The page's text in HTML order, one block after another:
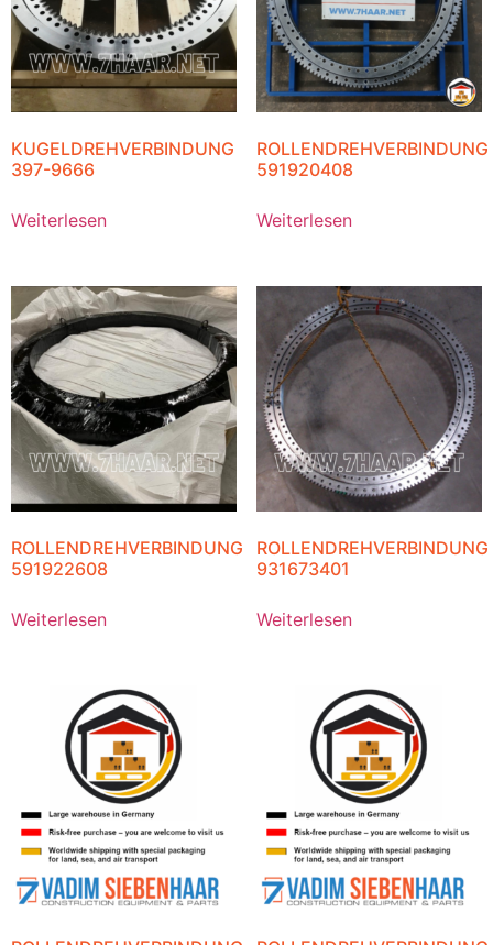
KUGELDREHVERBINDUNG
397-9666
Weiterlesen
ROLLENDREHVERBINDUNG
591920408
Weiterlesen
ROLLENDREHVERBINDUNG
591922608
Weiterlesen
ROLLENDREHVERBINDUNG
931673401
Weiterlesen